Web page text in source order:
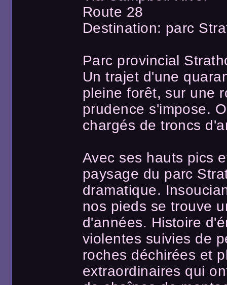
Route 28
Destination: parc
Parc provincial
Un trajet d'une
pleine forêt, sur une
prudence s'impose.
chargés de troncs
Avec ses hauts pics
paysage du parc
dramatique.
nos pieds se trouve
d'années. Histoire
violentes suivies de
roches déchirées et
extraordinaires qui